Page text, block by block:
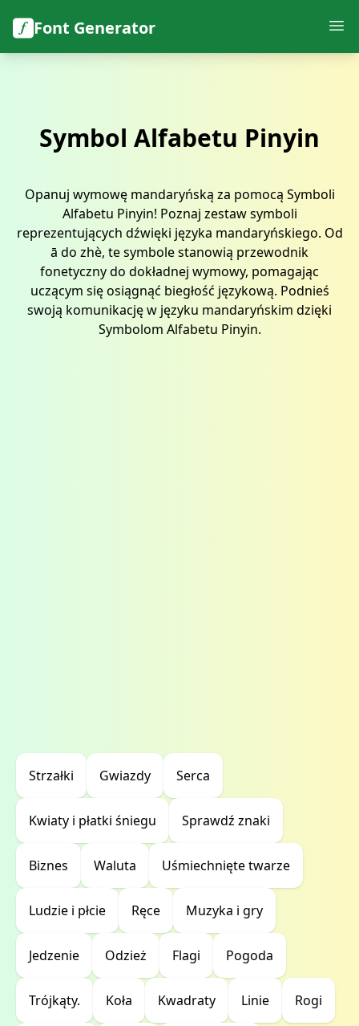
Font Generator
Symbol Alfabetu Pinyin
Opanuj wymowę mandaryńską za pomocą Symboli
Alfabetu Pinyin! Poznaj zestaw symboli
reprezentujących dźwięki języka mandaryńskiego. Od
ā do zhè, te symbole stanowią przewodnik
fonetyczny do dokładnej wymowy, pomagając
uczącym się osiągnąć biegłość językową. Podnieś
swoją komunikację w języku mandaryńskim dzięki
Symbolom Alfabetu Pinyin.
Strzałki Gwiazdy Serca
Kwiaty i płatki śniegu Sprawdź znaki
Biznes Waluta Uśmiechnięte twarze
Ludzie i płcie Ręce Muzyka i gry
Jedzenie Odzież Flagi Pogoda
Trójkąty. Koła Kwadraty Linie Rogi